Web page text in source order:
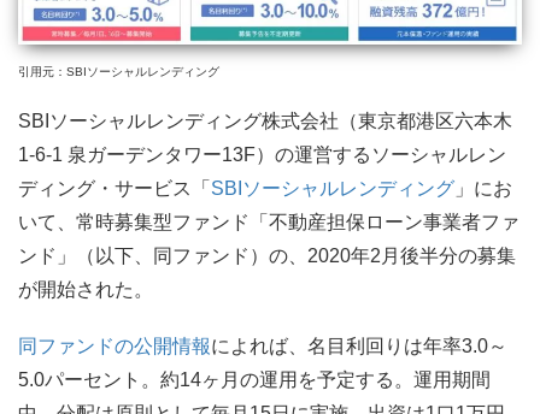
引用元：SBIソーシャルレンディング
SBIソーシャルレンディング株式会社（東京都港区六本木
1-6-1 泉ガーデンタワー13F）の運営するソーシャルレン
ディング・サービス「 SBIソーシャルレンディング 」にお
いて、常時募集型ファンド「不動産担保ローン事業者ファ
ンド」（以下、同ファンド）の、2020年2月後半分の募集
が開始された。
同ファンドの公開情報によれば、名目利回りは年率3.0～
5.0パーセント。約14ヶ月の運用を予定する。運用期間